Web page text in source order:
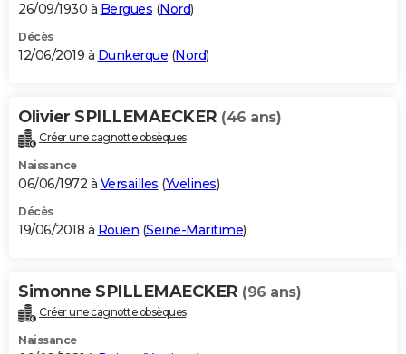
26/09/1930 à Bergues (Nord)
Décès
12/06/2019 à Dunkerque (Nord)
Olivier SPILLEMAECKER (46 ans)
Créer une cagnotte obsèques
Naissance
06/06/1972 à Versailles (Yvelines)
Décès
19/06/2018 à Rouen (Seine-Maritime)
Simonne SPILLEMAECKER (96 ans)
Créer une cagnotte obsèques
Naissance